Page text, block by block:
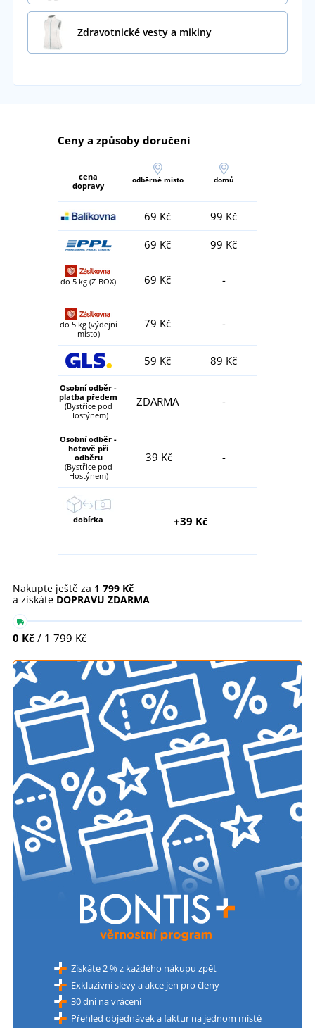
Zdravotnické vesty a mikiny
Ceny a způsoby doručení
cena
dopravy
odběrné místo domů
69 Kč
99 Kč
69 Kč
99 Kč
do 5 kg (Z-BOX) 69 Kč -
do 5 kg (výdejní
místo)
79 Kč -
59 Kč 89 Kč
Osobní odběr -
platba předem
(Bystřice pod
Hostýnem)
ZDARMA -
Osobní odběr -
hotově při
odběru
(Bystřice pod
Hostýnem)
39 Kč -
dobírka +39 Kč
Nakupte ještě za 1 799 Kč
a získáte DOPRAVU ZDARMA
0 Kč / 1 799 Kč
Získáte 2 % z každého nákupu zpět
Exkluzivní slevy a akce jen pro členy
30 dní na vrácení
Přehled objednávek a faktur na jednom místě